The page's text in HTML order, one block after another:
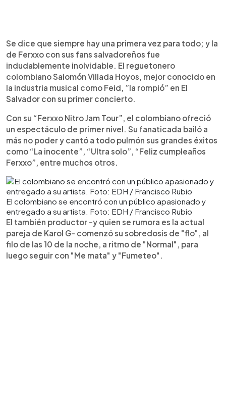
Escuchar artículo
Se dice que siempre hay una primera vez para todo; y la
de Ferxxo con sus fans salvadoreños fue
indudablemente inolvidable. El reguetonero
colombiano Salomón Villada Hoyos, mejor conocido en
la industria musical como Feid, ”la rompió” en El
Salvador con su primer concierto.
Con su “Ferxxo Nitro Jam Tour”, el colombiano ofreció
un espectáculo de primer nivel. Su fanaticada bailó a
más no poder y cantó a todo pulmón sus grandes éxitos
como “La inocente”, “Ultra solo”, “Feliz cumpleaños
Ferxxo”, entre muchos otros.
El colombiano se encontró con un público apasionado y
entregado a su artista. Foto: EDH / Francisco Rubio
El también productor -y quien se rumora es la actual
pareja de Karol G- comenzó su sobredosis de "flo", al
filo de las 10 de la noche, a ritmo de "Normal", para
luego seguir con "Me mata" y "Fumeteo".